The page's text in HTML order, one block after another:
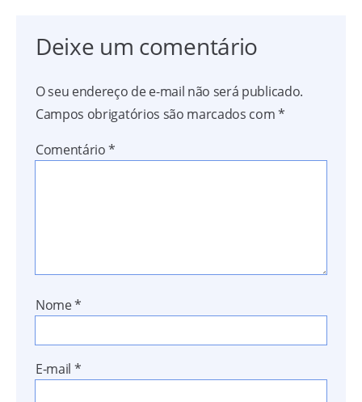
Deixe um comentário
O seu endereço de e-mail não será publicado.
Campos obrigatórios são marcados com*
Comentário*
Nome*
E-mail *